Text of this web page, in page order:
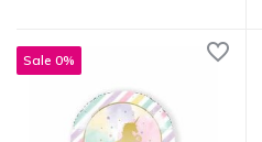
Sale 0%